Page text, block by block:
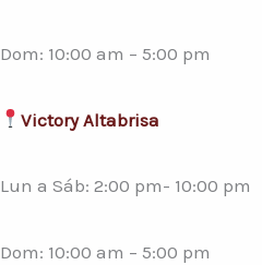
Dom: 10:00 am – 5:00 pm
Victory Altabrisa
Lun a Sáb: 2:00 pm- 10:00 pm
Dom: 10:00 am – 5:00 pm